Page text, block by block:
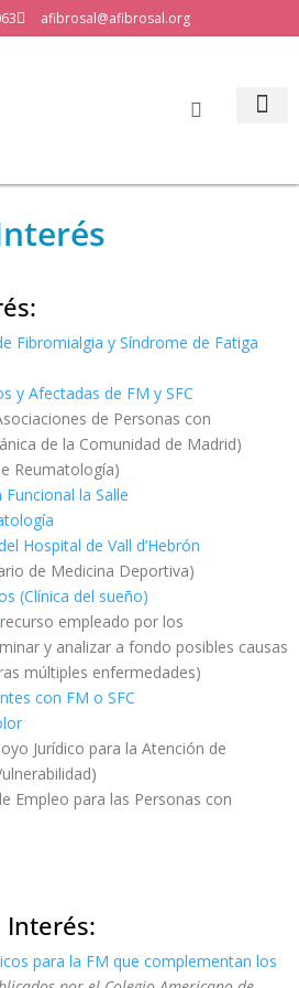
afibrosal@afibrosal.org
Fibromialgia y Síndrome de Fatiga
y Afectadas de FM y SFC
de Personas con
de la Comunidad de Madrid)
Reumatología)
la Salle
Hospital de Vall d’Hebrón
de Medicina Deportiva)
(Clínica del sueño)
recurso empleado por los
y analizar a fondo posibles causas
múltiples enfermedades)
con FM o SFC
Jurídico para la Atención de
Empleo para las Personas con
Interés:
para la FM que complementan los